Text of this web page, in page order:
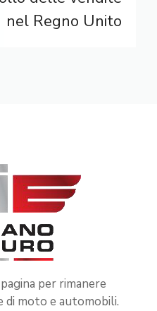
nel Regno Unito
per rimanere
moto e automobili.